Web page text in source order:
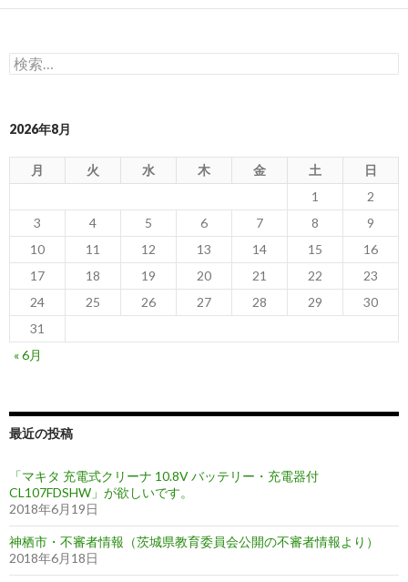
検
索:
2026年8月
月 火 水 木 金 土
日
1
2
3
4 5 6 7 8
9
10
11 12 13 14 15
16
17
18 19 20 21 22
23
24
25 26 27 28 29
30
31
« 6月
最近の投稿
「マキタ 充電式クリーナ 10.8V バッテリー・充電器付
CL107FDSHW」が欲しいです。
2018年6月19日
神栖市・不審者情報（茨城県教育委員会公開の不審者情報より）
2018年6月18日